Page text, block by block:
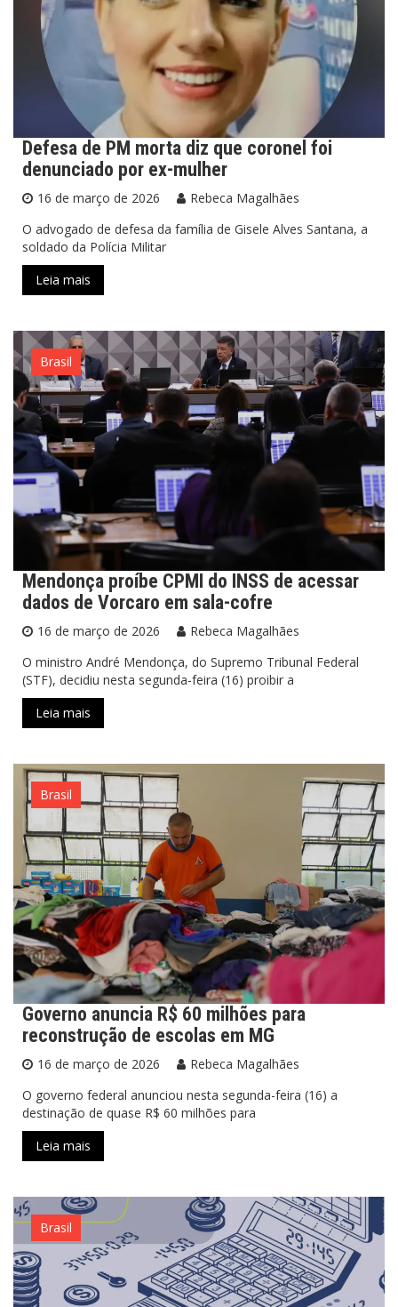
Defesa de PM morta diz que coronel foi
denunciado por ex-mulher
16 de março de 2026
Rebeca Magalhães
O advogado de defesa da família de Gisele Alves Santana, a
soldado da Polícia Militar
Leia mais
Brasil
Mendonça proíbe CPMI do INSS de acessar
dados de Vorcaro em sala-cofre
16 de março de 2026
Rebeca Magalhães
O ministro André Mendonça, do Supremo Tribunal Federal
(STF), decidiu nesta segunda-feira (16) proibir a
Leia mais
Brasil
Governo anuncia R$ 60 milhões para
reconstrução de escolas em MG
16 de março de 2026
Rebeca Magalhães
O governo federal anunciou nesta segunda-feira (16) a
destinação de quase R$ 60 milhões para
Leia mais
Brasil